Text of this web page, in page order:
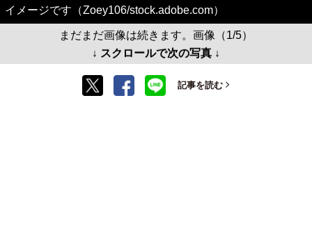
イメージです（Zoey106/stock.adobe.com）
まだまだ画像は続きます。画像（1/5）
↓ スクロールで次の写真 ↓
記事を読む